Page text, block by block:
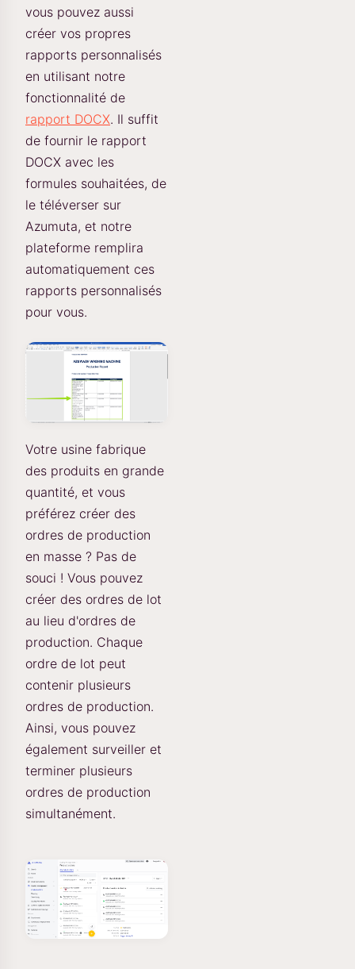
vous pouvez aussi
créer vos propres
rapports personnalisés
en utilisant notre
fonctionnalité de
rapport DOCX. Il suffit
de fournir le rapport
DOCX avec les
formules souhaitées, de
le téléverser sur
Azumuta, et notre
plateforme remplira
automatiquement ces
rapports personnalisés
pour vous.
Votre usine fabrique
des produits en grande
quantité, et vous
préférez créer des
ordres de production
en masse ? Pas de
souci ! Vous pouvez
créer des ordres de lot
au lieu d'ordres de
production. Chaque
ordre de lot peut
contenir plusieurs
ordres de production.
Ainsi, vous pouvez
également surveiller et
terminer plusieurs
ordres de production
simultanément.